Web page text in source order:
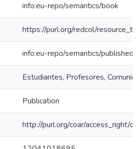
info:eu-repo/semantics/book
https://purl.org/redcol/
info:eu-repo/semantics/
Estudiantes, Profesores,
Publication
http://purl.org/coar/access_right/